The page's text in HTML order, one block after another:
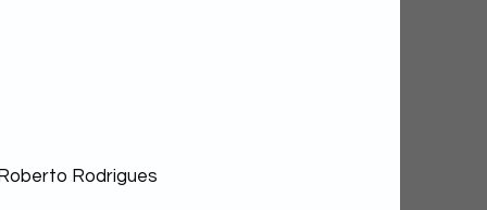
Rodrigues